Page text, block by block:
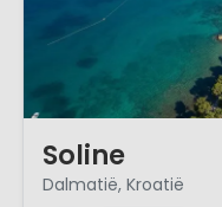
voornamelijk
die van
droge zomer als
door de
Soline
Dalmatië, Kroatië